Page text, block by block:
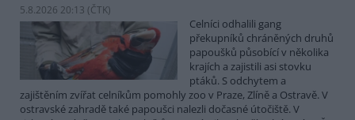
5.8.2026 20:13 (ČTK)
Celníci odhalili gang
překupníků chráněných druhů
papoušků působící v několika
krajích a zajistili asi stovku
ptáků. S odchytem a
zajištěním zvířat celníkům pomohly zoo v Praze, Zlíně a Ostravě. V
ostravské zahradě také papoušci nalezli dočasné útočiště. V